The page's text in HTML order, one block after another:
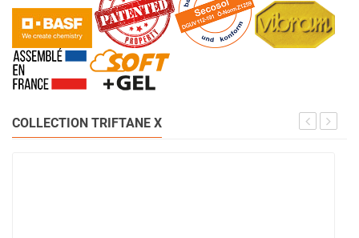
COLLECTION TRIFTANE X